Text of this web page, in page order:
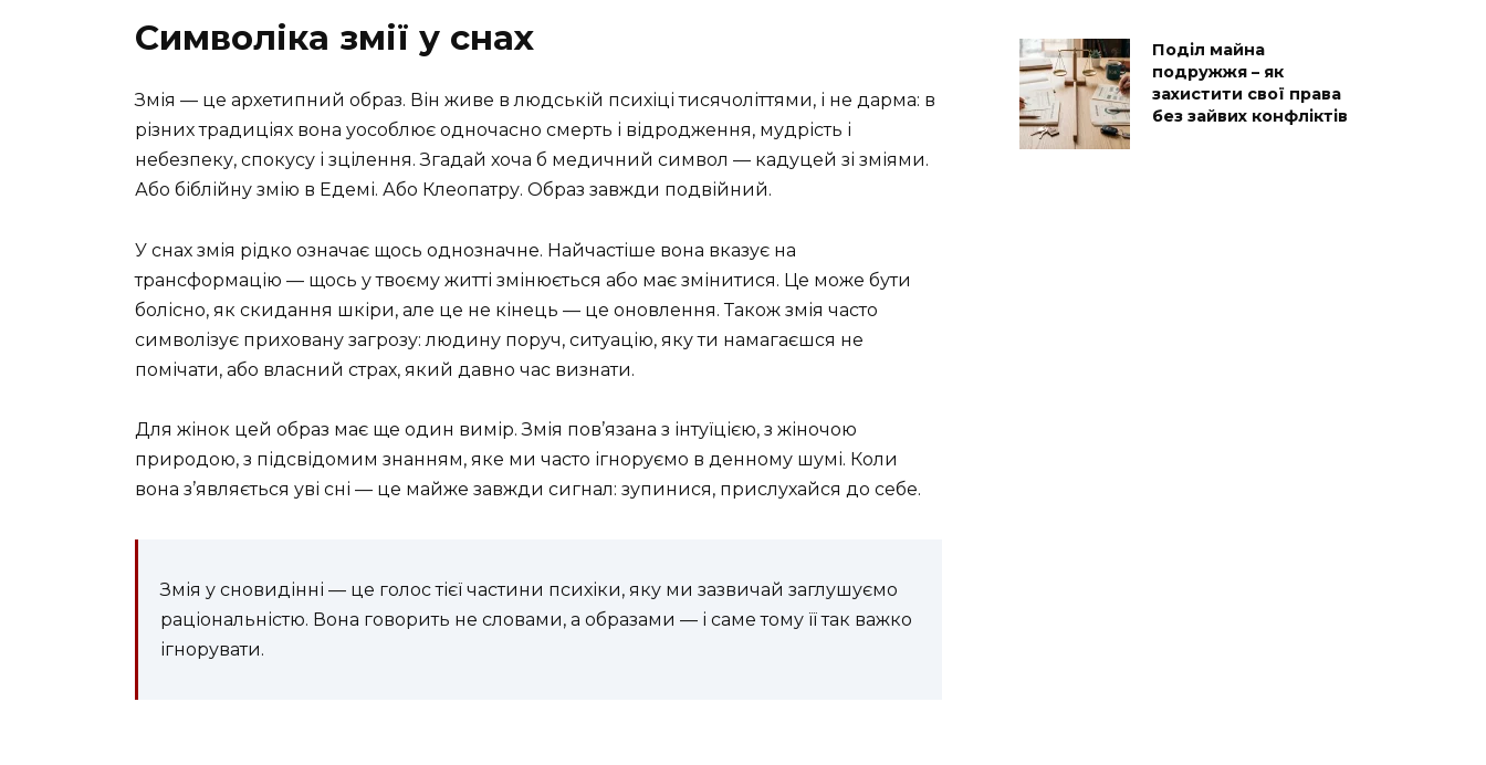
Символіка змії у снах
Змія — це архетипний образ. Він живе в людській психіці тисячоліттями, і не дарма: в
різних традиціях вона уособлює одночасно смерть і відродження, мудрість і
небезпеку, спокусу і зцілення. Згадай хоча б медичний символ — кадуцей зі зміями.
Або біблійну змію в Едемі. Або Клеопатру. Образ завжди подвійний.
У снах змія рідко означає щось однозначне. Найчастіше вона вказує на
трансформацію — щось у твоєму житті змінюється або має змінитися. Це може бути
болісно, як скидання шкіри, але це не кінець — це оновлення. Також змія часто
символізує приховану загрозу: людину поруч, ситуацію, яку ти намагаєшся не
помічати, або власний страх, який давно час визнати.
Для жінок цей образ має ще один вимір. Змія пов’язана з інтуїцією, з жіночою
природою, з підсвідомим знанням, яке ми часто ігноруємо в денному шумі. Коли
вона з’являється уві сні — це майже завжди сигнал: зупинися, прислухайся до себе.
Змія у сновидінні — це голос тієї частини психіки, яку ми зазвичай заглушуємо
раціональністю. Вона говорить не словами, а образами — і саме тому її так важко
ігнорувати.
Поділ майна
подружжя – як
захистити свої права
без зайвих конфліктів